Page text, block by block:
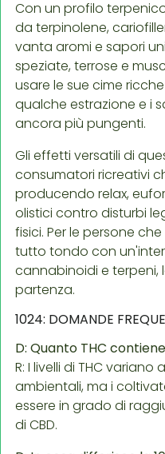
Con un profilo
da terpinolene,
vanta aromi e sapori
speziate, terrose e
usare le sue cime
qualche estrazione e i
ancora più pungenti.
Gli effetti versatili di
consumatori ricreativi
producendo relax,
olistici contro disturbi
fisici. Per le persone
tutto tondo con
cannabinoidi e terpeni,
partenza.
1024: DOMANDE
D: Quanto THC
R: I livelli di THC
ambientali, ma i
essere in grado di
di CBD.